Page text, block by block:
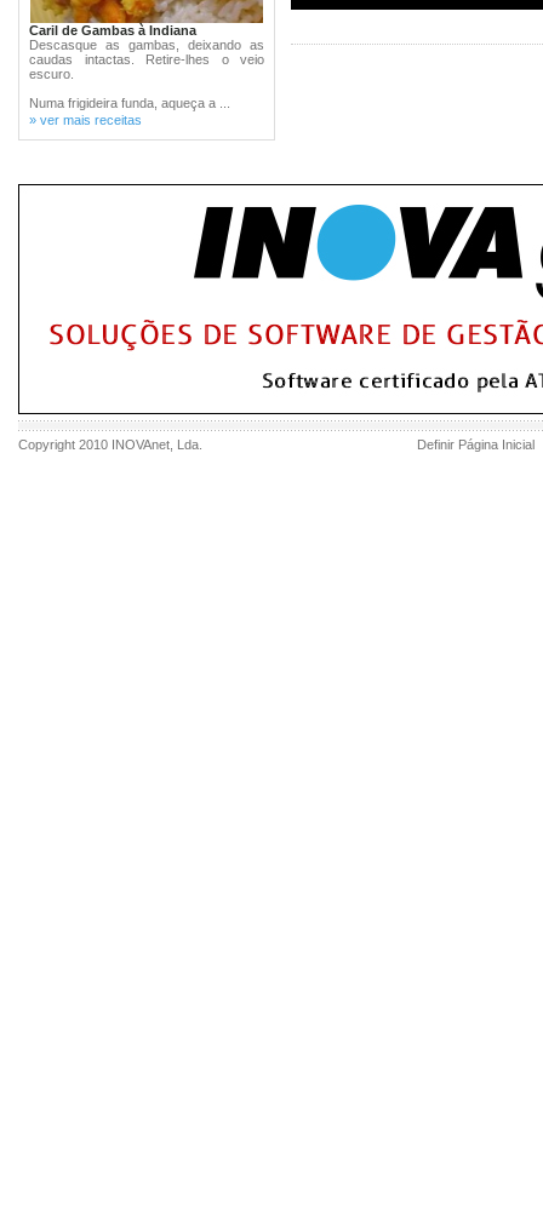
Caril de Gambas à Indiana
Descasque as gambas, deixando as
caudas intactas. Retire-lhes o veio
escuro.
Numa frigideira funda, aqueça a ...
» ver mais receitas
Copyright 2010 INOVAnet , Lda. Definir Página Inicial